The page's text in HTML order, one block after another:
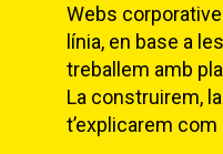
Webs
línia, en base a
treballem amb
La construirem,
t’explicarem